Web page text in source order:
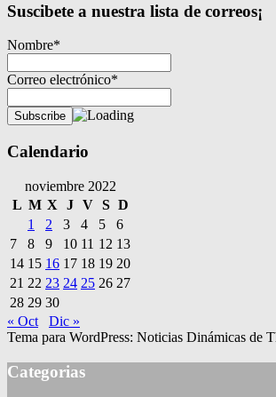
Suscibete a nuestra lista de correos¡
Nombre*
Correo electrónico*
Calendario
noviembre 2022
L M X J V S D
1
2 3 4 5
6
7
8 9 10 11 12 13
14 15 16 17 18 19 20
21 22 23 24 25 26 27
28 29 30
« Oct
Dic »
Tema para WordPress: Noticias Dinámicas de
Categorias